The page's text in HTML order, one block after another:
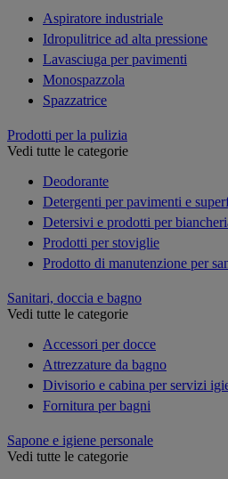
Aspiratore industriale
Idropulitrice ad alta pressione
Lavasciuga per pavimenti
Monospazzola
Spazzatrice
Prodotti per la pulizia
Vedi tutte le categorie
Deodorante
Detergenti per pavimenti e
Detersivi e prodotti per
Prodotti per stoviglie
Prodotto di manutenzione per
Sanitari, doccia e bagno
Vedi tutte le categorie
Accessori per docce
Attrezzature da bagno
Divisorio e cabina per servizi
Fornitura per bagni
Sapone e igiene personale
Vedi tutte le categorie